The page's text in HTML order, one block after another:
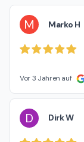
M Marko H
Vor 3 Jahren auf
D Dirk W